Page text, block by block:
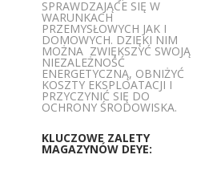
SPRAWDZAJĄCE SIĘ W
WARUNKACH
PRZEMYSŁOWYCH JAK I
DOMOWYCH. DZIĘKI NIM
MOŻNA ZWIĘKSZYĆ SWOJĄ
NIEZALEŻNOŚĆ
ENERGETYCZNĄ, OBNIŻYĆ
KOSZTY EKSPLOATACJI I
PRZYCZYNIĆ SIĘ DO
OCHRONY ŚRODOWISKA.
KLUCZOWE ZALETY
MAGAZYNÓW DEYE: